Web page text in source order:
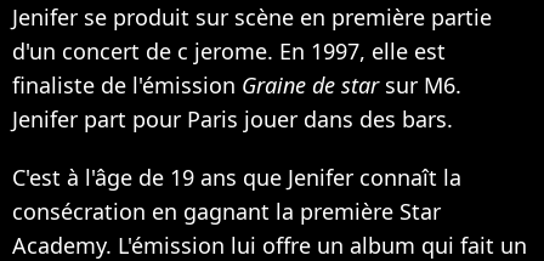
Jenifer se produit sur scène en première partie
d'un concert de c jerome. En 1997, elle est
finaliste de l'émission Graine de starsur M6.
Jenifer part pour Paris jouer dans des bars.
C'est à l'âge de 19 ans que Jenifer connaît la
consécration en gagnant la première Star
Academy. L'émission lui offre un album qui fait un